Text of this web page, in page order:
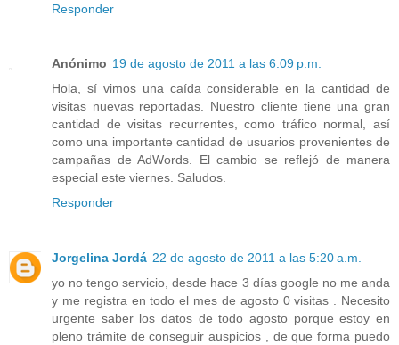
Responder
Anónimo 19 de agosto de 2011 a las 6:09 p.m.
Hola, sí vimos una caída considerable en la cantidad de
visitas nuevas reportadas. Nuestro cliente tiene una gran
cantidad de visitas recurrentes, como tráfico normal, así
como una importante cantidad de usuarios provenientes de
campañas de AdWords. El cambio se reflejó de manera
especial este viernes. Saludos.
Responder
Jorgelina Jordá 22 de agosto de 2011 a las 5:20 a.m.
yo no tengo servicio, desde hace 3 días google no me anda
y me registra en todo el mes de agosto 0 visitas . Necesito
urgente saber los datos de todo agosto porque estoy en
pleno trámite de conseguir auspicios , de que forma puedo